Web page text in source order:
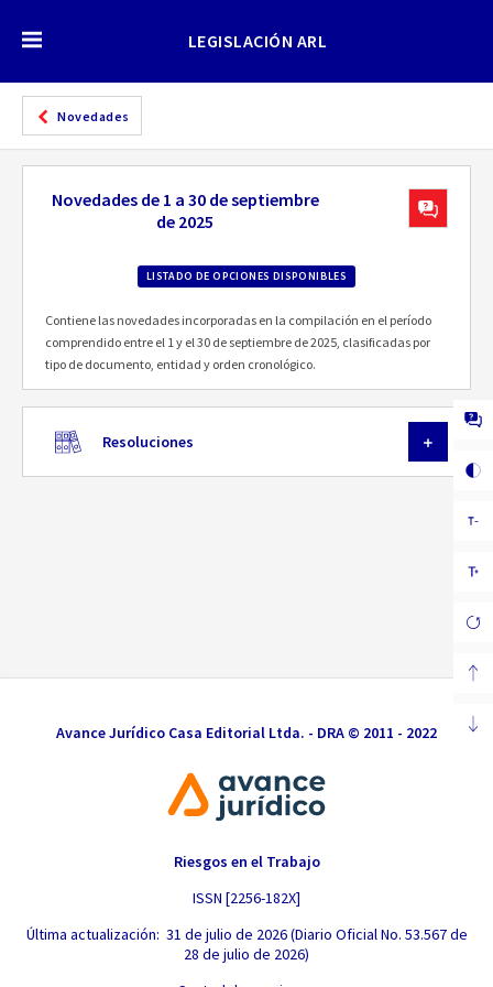
LEGISLACIÓN ARL
Novedades
Novedades de 1 a 30 de septiembre
de 2025
LISTADO DE OPCIONES DISPONIBLES
Contiene las novedades incorporadas en la compilación en el período
comprendido entre el 1 y el 30 de septiembre de 2025, clasificadas por
tipo de documento, entidad y orden cronológico.
Resoluciones
Riesgos en el Trabajo
ISSN [2256-182X]
Última actualización: 31 de julio de 2026 (Diario Oficial No. 53.567 de
28 de julio de 2026)
Avance Jurídico Casa Editorial Ltda. - DRA © 2011 - 2022